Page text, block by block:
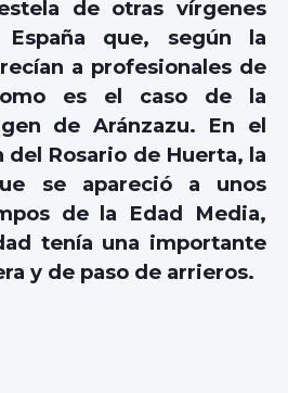
de otras vírgenes
España que, según la
a profesionales de
es el caso de la
de Aránzazu. En el
del Rosario de Huerta, la
se apareció a unos
de la Edad Media,
tenía una importante
y de paso de arrieros.